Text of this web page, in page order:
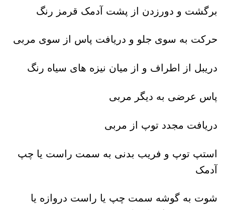
برگشت و دورزدن از پشت آدمک قرمز رنگ
حرکت به سوی جلو و دریافت پاس از سوی مربی
دریبل از اطراف و از میان نیزه های سیاه رنگ
پاس عرضی به دیگر مربی
دریافت مجدد توپ از مربی
استپ توپ و فریب بدنی به سمت راست یا چپ
آدمک
شوت به گوشه سمت چپ یا راست دروازه یا